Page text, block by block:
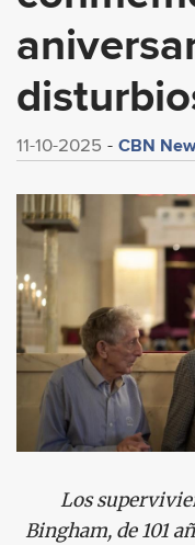
11-10-2025 CBN
Los
Bingham, de 101